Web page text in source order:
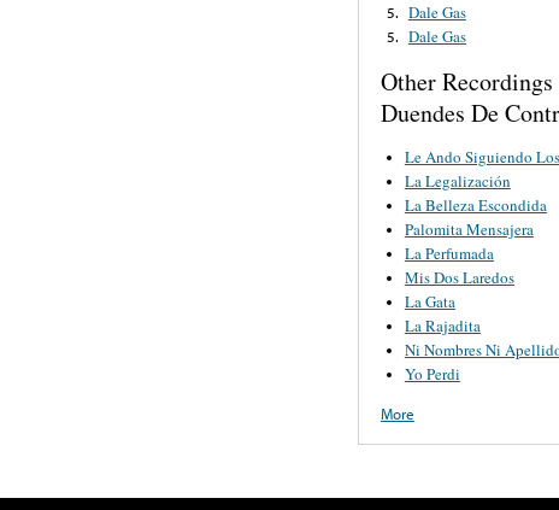
5. Dale Gas
5. Dale Gas
Other
Duendes De
Le Ando Siguiendo
La Legalización
La Belleza Escondida
Palomita Mensajera
La Perfumada
Mis Dos Laredos
La Gata
La Rajadita
Ni Nombres Ni
Yo Perdi
More